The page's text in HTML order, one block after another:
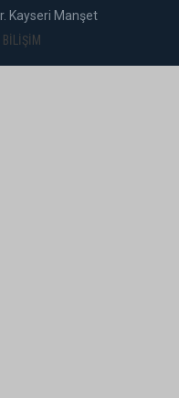
Kayseri Manşet
BİLİŞİM